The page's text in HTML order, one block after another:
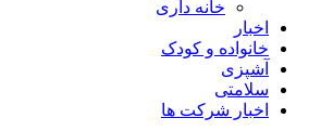
خانه داری
اخبار
خانواده و کودک
آشپزی
سلامتی
اخبار شرکت ها